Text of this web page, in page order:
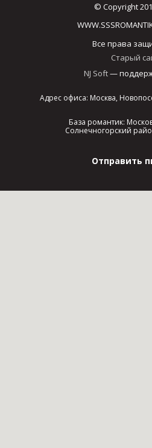
© Copyright
Все права
Старый
NJ Soft—
Адрес офиса: Москва,
База романтик:
Солнечногорский
Отправить